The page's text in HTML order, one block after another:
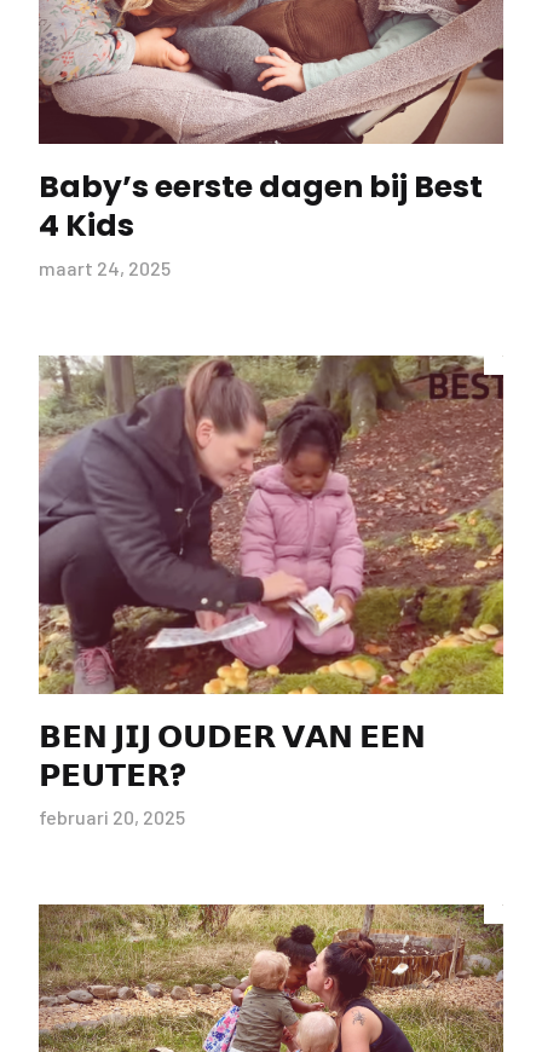
Baby’s eerste dagen bij Best
4 Kids
maart 24, 2025
𝗕𝗘𝗡 𝗝𝗜𝗝 𝗢𝗨𝗗𝗘𝗥 𝗩𝗔𝗡 𝗘𝗘𝗡
𝗣𝗘𝗨𝗧𝗘𝗥?
februari 20, 2025